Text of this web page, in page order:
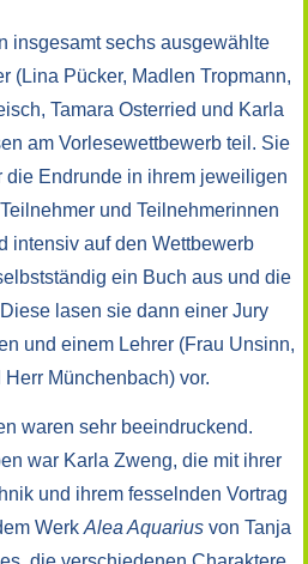
insgesamt sechs ausgewählte
(Lina Pücker, Madlen Tropmann,
Tamara Osterried und Karla
am Vorlesewettbewerb teil. Sie
Endrunde in ihrem jeweiligen
und Teilnehmerinnen
intensiv auf den Wettbewerb
ein Buch aus und die
lasen sie dann einer Jury
und einem Lehrer (Frau Unsinn,
Herr Münchenbach) vor.
waren sehr beeindruckend.
war Karla Zweng, die mit ihrer
und ihrem fesselnden Vortrag
Werk Alea Aquarius von Tanja